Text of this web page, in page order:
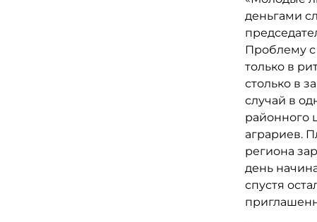
деньгами
Проблему с
только в
столько в
случай в
районного
аграриев.
региона
день
спустя